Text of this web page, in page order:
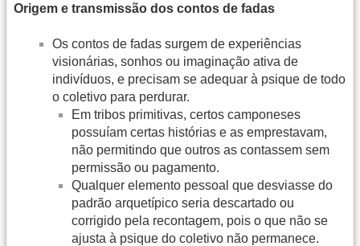
Origem e transmissão dos contos de fadas
Os contos de fadas surgem de experiências
visionárias, sonhos ou imaginação ativa de
indivíduos, e precisam se adequar à psique de todo
o coletivo para perdurar.
Em tribos primitivas, certos camponeses
possuíam certas histórias e as emprestavam,
não permitindo que outros as contassem sem
permissão ou pagamento.
Qualquer elemento pessoal que desviasse do
padrão arquetípico seria descartado ou
corrigido pela recontagem, pois o que não se
ajusta à psique do coletivo não permanece.